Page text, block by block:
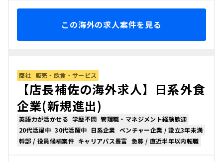
この海外の求人案件を見る
商社 販売・飲食・サービス
【店長補佐の海外求人】日系外食
企業(新規進出)
英語力が活かせる 学歴不問 管理職・マネジメント経験歓迎
20代活躍中 30代活躍中 日系企業 ベンチャー企業 / 設立3年未満
幹部 / 役員候補案件 キャリアパス豊富 急募 / 直近半年以内転職